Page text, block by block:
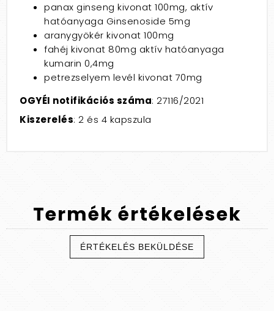
panax ginseng kivonat 100mg, aktív
hatóanyaga Ginsenoside 5mg
aranygyökér kivonat 100mg
fahéj kivonat 80mg aktív hatóanyaga
kumarin 0,4mg
petrezselyem levél kivonat 70mg
OGYÉI notifikációs száma: 27116/2021
Kiszerelés: 2 és 4 kapszula
Termék értékelések
ÉRTÉKELÉS BEKÜLDÉSE